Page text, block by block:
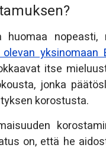
huomaa
itse
jonka
korostusta.
on, että he